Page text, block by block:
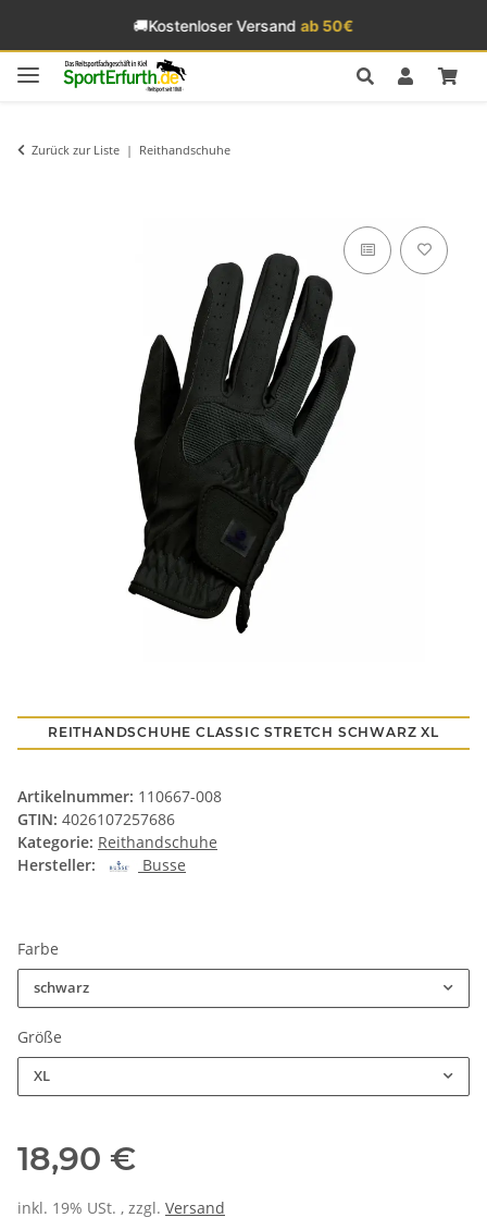
🚚Kostenloser Versandab 50€
Zurück zur Liste Reithandschuhe
REITHANDSCHUHE CLASSIC STRETCH SCHWARZ XL
Artikelnummer: 110667-008
GTIN: 4026107257686
Kategorie: Reithandschuhe
Hersteller:
Busse
Farbe
schwarz
Größe
XL
18,90 €
inkl. 19% USt. , zzgl. Versand